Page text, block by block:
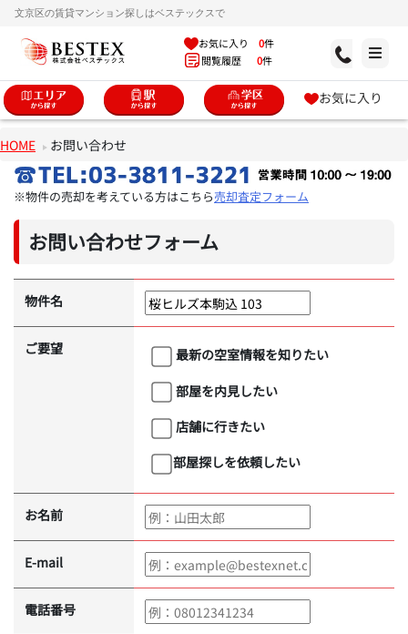
文京区の賃貸マンション探しはベステックスで
お気に入り 0件
閲覧履歴 0件
お気に入り
HOME お問い合わせ
※物件の売却を考えている方はこちら売却査定フォーム
お問い合わせフォーム
物件名
ご要望
最新の空室情報を知りたい
部屋を内見したい
店舗に行きたい
部屋探しを依頼したい
お名前
E-mail
電話番号